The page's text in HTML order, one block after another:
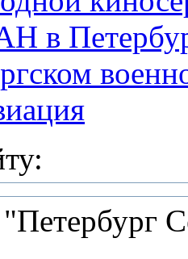
в